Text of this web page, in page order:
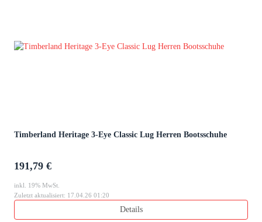
Timberland Heritage 3-Eye Classic Lug Herren Bootsschuhe
191,79 €
inkl. 19% MwSt.
Zuletzt aktualisiert: 17.04.26 01:20
Details